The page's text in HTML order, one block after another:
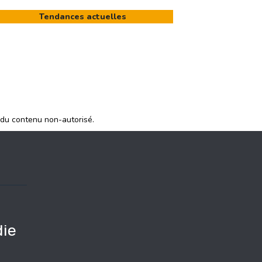
Tendances actuelles
contenu non-autorisé.